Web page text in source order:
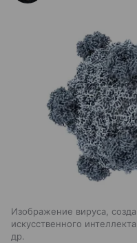
Изображение вируса,
искусственного
др.